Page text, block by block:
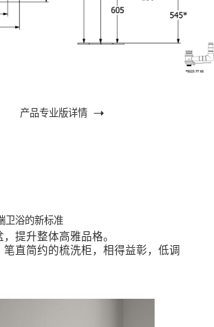
产品专业版详情
提升整体高雅品格。
笔直简约的梳洗柜，相得益彰，低调